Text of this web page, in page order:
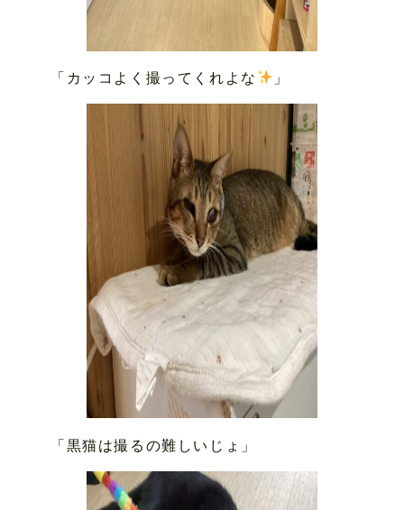
「カッコよく撮ってくれよな 」
「黒猫は撮るの難しいじょ」